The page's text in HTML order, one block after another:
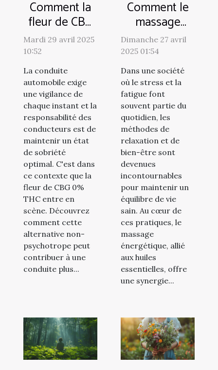
Comment la
fleur de CBG
0% THC
favorise une
conduite
sécurisée
Mardi 29 avril 2025
10:52
La conduite
automobile exige
une vigilance de
chaque instant et la
responsabilité des
conducteurs est de
maintenir un état
de sobriété
optimal. C'est dans
ce contexte que la
fleur de CBG 0%
THC entre en
scène. Découvrez
comment cette
alternative non-
psychotrope peut
contribuer à une
conduite plus...
Comment le
massage
énergétique
utilise les
huiles
essentielles
pour le bien-
être
Dimanche 27 avril
2025 01:54
Dans une société
où le stress et la
fatigue font
souvent partie du
quotidien, les
méthodes de
relaxation et de
bien-être sont
devenues
incontournables
pour maintenir un
équilibre de vie
sain. Au cœur de
ces pratiques, le
massage
énergétique, allié
aux huiles
essentielles, offre
une synergie...